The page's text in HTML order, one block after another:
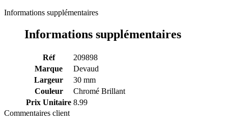
Informations supplémentaires
Informations supplémentaires
Réf
209898
Marque
Devaud
Largeur
30 mm
Couleur
Chromé Brillant
Prix Unitaire 8.99
Commentaires client